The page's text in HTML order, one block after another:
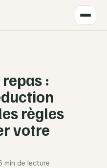
:
règles
votre
min de lecture